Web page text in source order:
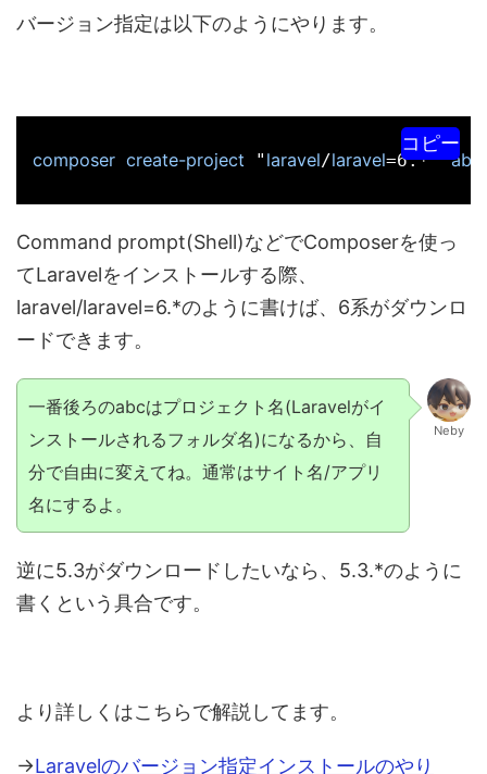
バージョン指定は以下のようにやります。
コピー
composer create-project " laravel/laravel=6.*" abc
Command prompt(Shell)などでComposerを使っ
てLaravelをインストールする際、
laravel/laravel=6.*のように書けば、6系がダウンロ
ードできます。
一番後ろのabcはプロジェクト名(Laravelがイ
ンストールされるフォルダ名)になるから、自
分で自由に変えてね。通常はサイト名/アプリ
名にするよ。
Neby
逆に5.3がダウンロードしたいなら、5.3.*のように
書くという具合です。
より詳しくはこちらで解説してます。
→Laravelのバージョン指定インストールのやり